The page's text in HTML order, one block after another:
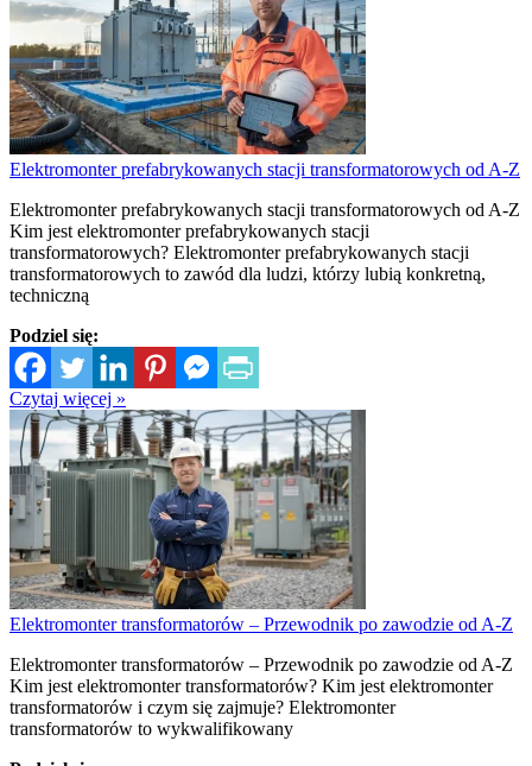
Elektromonter prefabrykowanych stacji transformatorowych od A-Z
Elektromonter prefabrykowanych stacji transformatorowych od A-Z
Kim jest elektromonter prefabrykowanych stacji
transformatorowych? Elektromonter prefabrykowanych stacji
transformatorowych to zawód dla ludzi, którzy lubią konkretną,
techniczną
Podziel się:
Czytaj więcej »
Elektromonter transformatorów – Przewodnik po zawodzie od A-Z
Elektromonter transformatorów – Przewodnik po zawodzie od A-Z
Kim jest elektromonter transformatorów? Kim jest elektromonter
transformatorów i czym się zajmuje? Elektromonter
transformatorów to wykwalifikowany